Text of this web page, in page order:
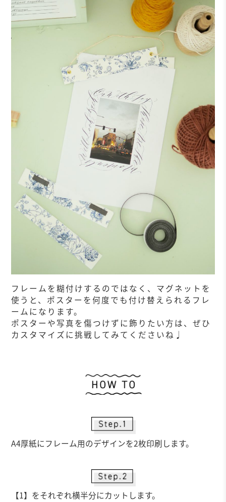
フレームを糊付けするのではなく、マグネットを
使うと、ポスターを何度でも付け替えられるフレ
ームになります。
ポスターや写真を傷つけずに飾りたい方は、ぜひ
カスタマイズに挑戦してみてくださいね♩
A4厚紙にフレーム用のデザインを2枚印刷します。
【1】をそれぞれ横半分にカットします。